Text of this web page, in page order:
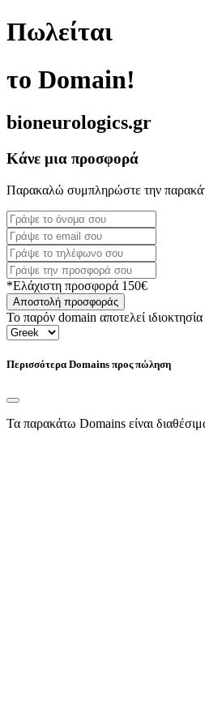
Πωλείται
το Domain!
bioneurologics.gr
Κάνε μια προσφορά
Παρακαλώ συμπληρώστε την
*Ελάχιστη προσφορά 150€
Αποστολή προσφοράς
Το παρόν domain αποτελεί
Περισσότερα Domains προς πώληση
Τα παρακάτω Domains είναι